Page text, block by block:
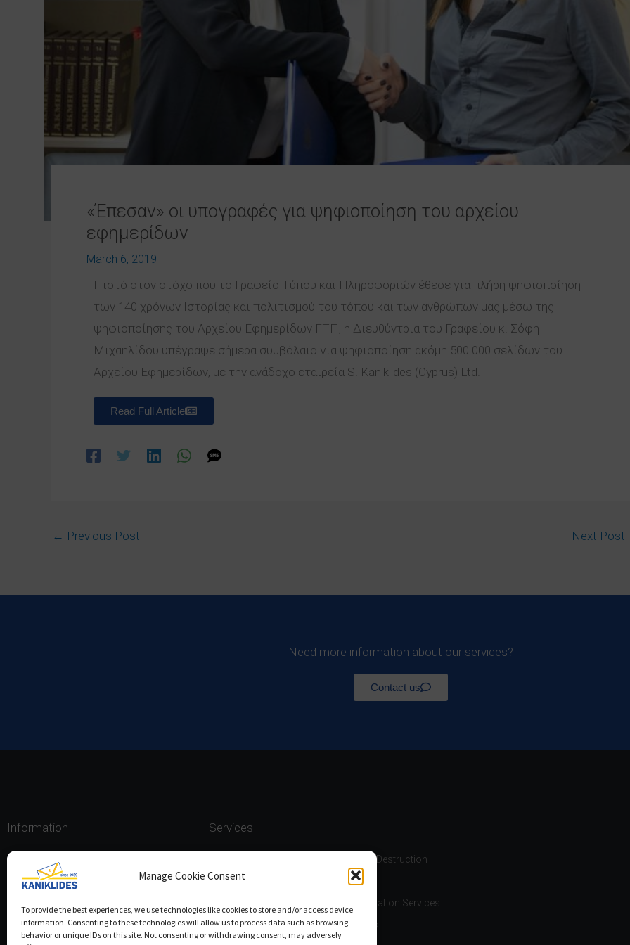
Manage Cookie Consent
To provide the best experiences, we use technologies like cookies to store and/or access device
information. Consenting to these technologies will allow us to process data such as browsing
behavior or unique IDs on this site. Not consenting or withdrawing consent, may adversely
«Έπεσαν» οι υπογραφές για ψηφιοποίηση του αρχείου
εφημερίδων
March 6, 2019
Πιστό στον στόχο που το Γραφείο Τύπου και Πληροφοριών έθεσε για πλήρη ψηφιοποίηση
των 140 χρόνων Ιστορίας και πολιτισμού του τόπου και των ανθρώπων μας μέσω της
ψηφιοποίησης του Αρχείου Εφημερίδων ΓΤΠ, η Διευθύντρια του Γραφείου κ. Σόφη
Μιχαηλίδου υπέγραψε σήμερα συμβόλαιο για ψηφιοποίηση ακόμη 500.000 σελίδων του
Αρχείου Εφημερίδων, με την ανάδοχο εταιρεία S. Kaniklides (Cyprus) Ltd.
Read Full Article
← Previous Post Next Post
Need more information about our services?
Contact us
Information
Πολιτική ασφάλειας των πληροφοριών
Πολιτική Επιχειρησιακής Συνέχειας
Website Terms & Conditions
Services
Storage, Secure Document Scanning, Destruction
Records Management
Cyber Security Evaluation & Implementation Services
Data Protection Officer (DPO) Services